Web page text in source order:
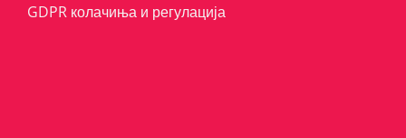
GDPR колачиња и регулација